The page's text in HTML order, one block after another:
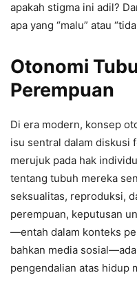
apakah stigma ini adil?
apa yang “malu” atau
Otonomi
Perempuan
Di era modern, konsep
isu sentral dalam diskusi
merujuk pada hak
tentang tubuh mereka
seksualitas, reproduksi,
perempuan, keputusan
—entah dalam konteks
bahkan media
pengendalian atas hidup